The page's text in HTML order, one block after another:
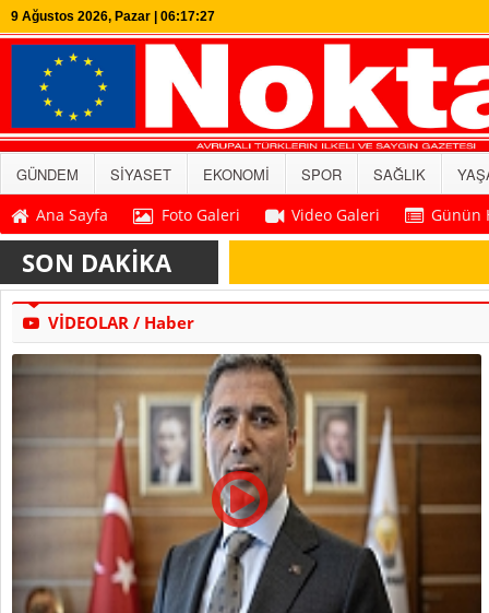
9 Ağustos 2026, Pazar | 06:17:28
GÜNDEM SİYASET EKONOMİ SPOR SAĞLIK
Ana Sayfa
Foto Galeri Video Galeri Günün
SON DAKİKA
VİDEOLAR / Haber